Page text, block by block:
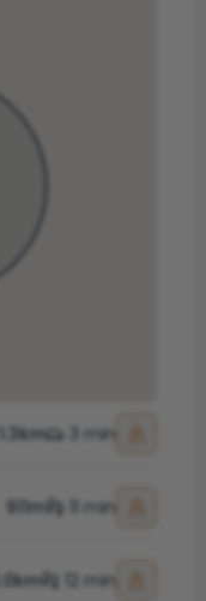
1.3km 3 min
911m 11 min
1.0km 12 min